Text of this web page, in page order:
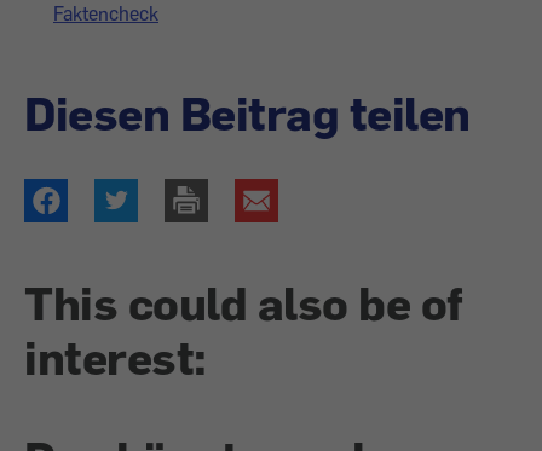
Faktencheck
Diesen Beitrag teilen
This could also be of
interest: